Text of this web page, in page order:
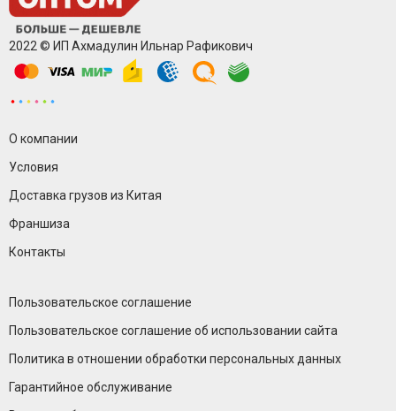
2022 © ИП Ахмадулин Ильнар Рафикович
О компании
Условия
Доставка грузов из Китая
Франшиза
Контакты
Пользовательское соглашение
Пользовательское соглашение об использовании сайта
Политика в отношении обработки персональных данных
Гарантийное обслуживание